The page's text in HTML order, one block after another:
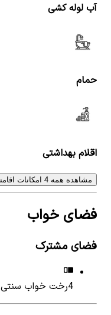
آب لوله کشی
حمام
اقلام بهداشتی
مشاهده همه 4 امکانات اقامتگاه
فضای خواب
فضای مشترک
4رخت خواب سنتی